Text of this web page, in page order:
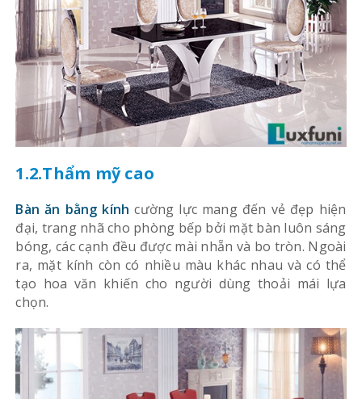
1.2.Thẩm mỹ cao
Bàn ăn bằng kính cường lực mang đến vẻ đẹp hiện
đại, trang nhã cho phòng bếp bởi mặt bàn luôn sáng
bóng, các cạnh đều được mài nhẵn và bo tròn. Ngoài
ra, mặt kính còn có nhiều màu khác nhau và có thể
tạo hoa văn khiến cho người dùng thoải mái lựa
chọn.